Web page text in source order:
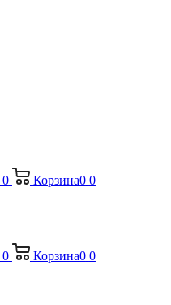
0 Корзина0 0
0 Корзина0 0